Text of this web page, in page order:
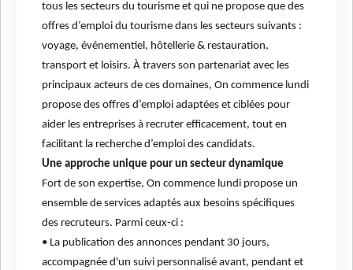
tous les secteurs du tourisme et qui ne propose que des
offres d’emploi du tourisme dans les secteurs suivants :
voyage, événementiel, hôtellerie & restauration,
transport et loisirs. À travers son partenariat avec les
principaux acteurs de ces domaines, On commence lundi
propose des offres d’emploi adaptées et ciblées pour
aider les entreprises à recruter efficacement, tout en
facilitant la recherche d’emploi des candidats.
Une approche unique pour un secteur dynamique
Fort de son expertise, On commence lundi propose un
ensemble de services adaptés aux besoins spécifiques
des recruteurs. Parmi ceux-ci :
• La publication des annonces pendant 30 jours,
accompagnée d'un suivi personnalisé avant, pendant et